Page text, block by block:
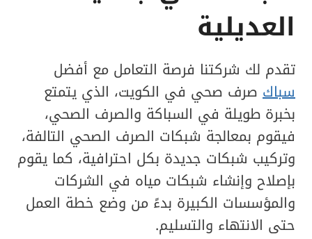
العديلية
تقدم لك شركتنا فرصة التعامل مع أفضل
سباك صرف صحي في الكويت، الذي يتمتع
بخبرة طويلة في السباكة والصرف الصحي،
فيقوم بمعالجة شبكات الصرف الصحي التالفة،
وتركيب شبكات جديدة بكل احترافية، كما يقوم
بإصلاح وإنشاء شبكات مياه في الشركات
والمؤسسات الكبيرة بدءً من وضع خطة العمل
حتى الانتهاء والتسليم.